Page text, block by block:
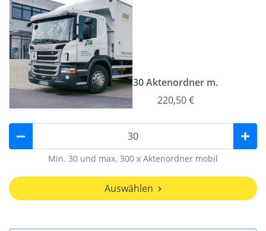
30 Aktenordner m.
220,50 €
Min. 30 und max. 300 x Aktenordner mobil
Auswählen